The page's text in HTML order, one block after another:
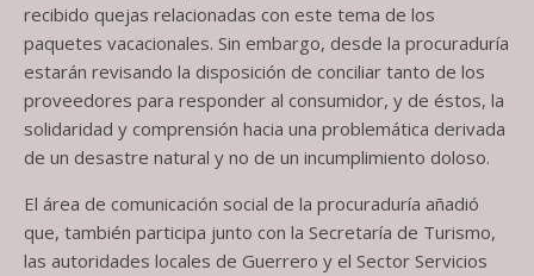
recibido quejas relacionadas con este tema de los
paquetes vacacionales. Sin embargo, desde la procuraduría
estarán revisando la disposición de conciliar tanto de los
proveedores para responder al consumidor, y de éstos, la
solidaridad y comprensión hacia una problemática derivada
de un desastre natural y no de un incumplimiento doloso.
El área de comunicación social de la procuraduría añadió
que, también participa junto con la Secretaría de Turismo,
las autoridades locales de Guerrero y el Sector Servicios